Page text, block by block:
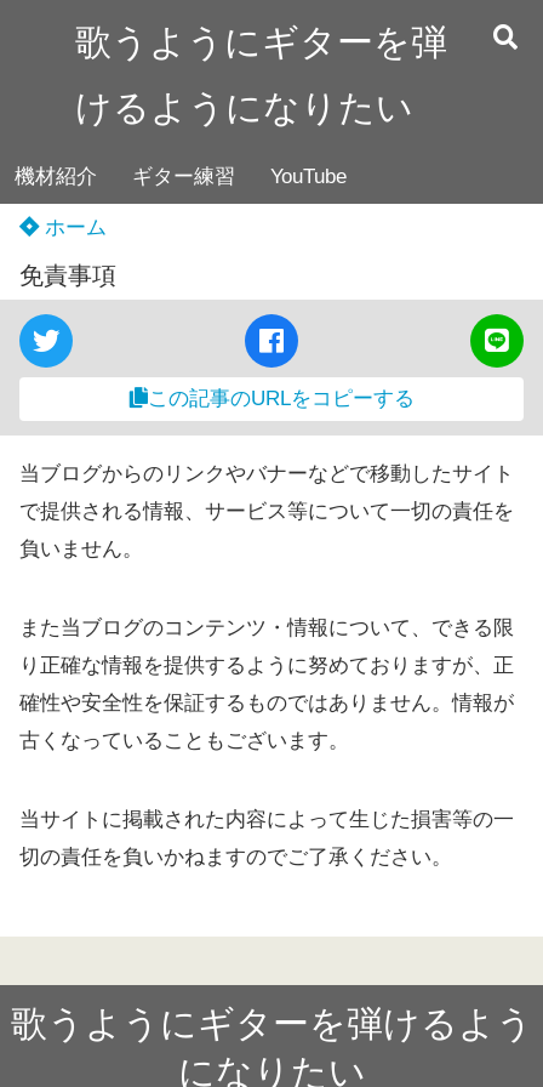
歌うようにギターを弾
けるようになりたい
機材紹介 ギター練習 YouTube
ホーム
免責事項
この記事のURLをコピーする
当ブログからのリンクやバナーなどで移動したサイト
で提供される情報、サービス等について一切の責任を
負いません。
また当ブログのコンテンツ・情報について、できる限
り正確な情報を提供するように努めておりますが、正
確性や安全性を保証するものではありません。情報が
古くなっていることもございます。
当サイトに掲載された内容によって生じた損害等の一
切の責任を負いかねますのでご了承ください。
歌うようにギターを弾けるよう
になりたい